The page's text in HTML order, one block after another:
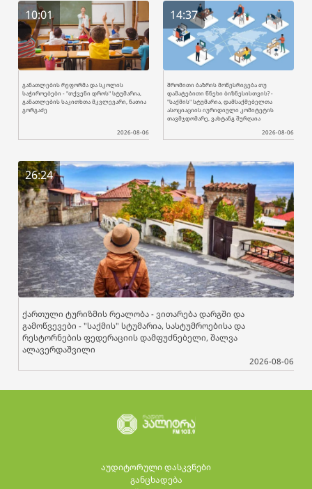
10:01
განათლების რეფორმა და სკოლის
საჭიროებები - "თქვენი დროს" სტუმარია,
განათლების საკითხთა მკვლევარი, ნათია
გორგაძე
2026-08-06
14:37
შრომითი ბაზრის მოწესრიგება თუ
დამატებითი წნეხი ბიზნესისთვის? -
"საქმის" სტუმარია, დამსაქმებელთა
ასოციაციის იურიდიული კომიტეტის
თავმჯდომარე, ვახტანგ შურღაია
2026-08-06
26:24
ქართული ტურიზმის რეალობა - ვითარება დარგში და
გამოწვევები - "საქმის" სტუმარია, სასტუმროებისა და
რესტორნების ფედერაციის დამფუძნებელი, შალვა
ალავერდაშვილი
2026-08-06
აუდიტორული დასკვნები
განცხადება